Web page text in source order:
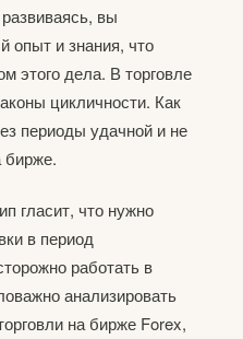
вы
опыт и знания, что
этого дела. В торговле
цикличности. Как
периоды удачной и не
бирже.
гласит, что нужно
в период
работать в
анализировать
на бирже Forex,